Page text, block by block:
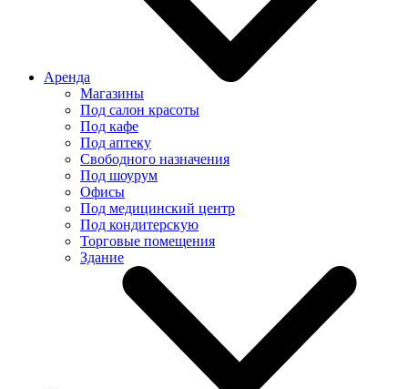
Аренда
Магазины
Под салон красоты
Под кафе
Под аптеку
Свободного назначения
Под шоурум
Офисы
Под медицинский центр
Под кондитерскую
Торговые помещения
Здание